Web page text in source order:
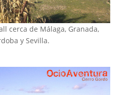
cerca de Málaga, Granada,
y Sevilla.